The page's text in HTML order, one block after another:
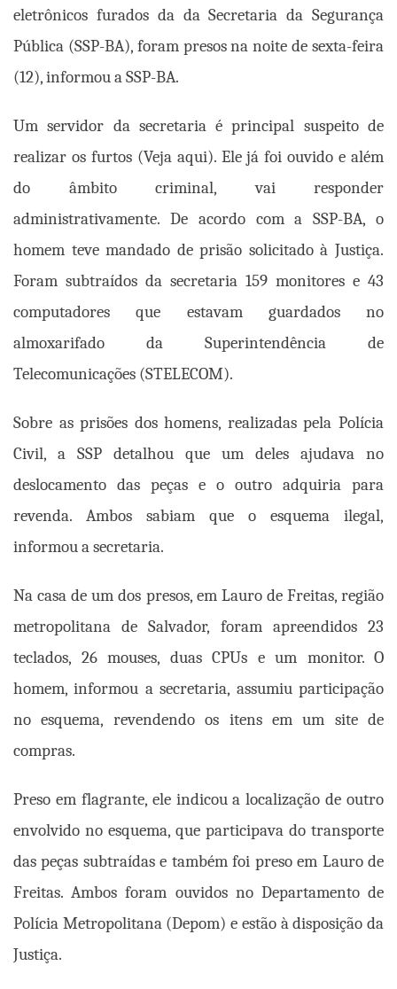
eletrônicos furados da da Secretaria da Segurança
Pública (SSP-BA), foram presos na noite de sexta-feira
(12), informou a SSP-BA.
Um servidor da secretaria é principal suspeito de
realizar os furtos (Veja aqui). Ele já foi ouvido e além
do âmbito criminal, vai responder
administrativamente. De acordo com a SSP-BA, o
homem teve mandado de prisão solicitado à Justiça.
Foram subtraídos da secretaria 159 monitores e 43
computadores que estavam guardados no
almoxarifado da Superintendência de
Telecomunicações (STELECOM).
Sobre as prisões dos homens, realizadas pela Polícia
Civil, a SSP detalhou que um deles ajudava no
deslocamento das peças e o outro adquiria para
revenda. Ambos sabiam que o esquema ilegal,
informou a secretaria.
Na casa de um dos presos, em Lauro de Freitas, região
metropolitana de Salvador, foram apreendidos 23
teclados, 26 mouses, duas CPUs e um monitor. O
homem, informou a secretaria, assumiu participação
no esquema, revendendo os itens em um site de
compras.
Preso em flagrante, ele indicou a localização de outro
envolvido no esquema, que participava do transporte
das peças subtraídas e também foi preso em Lauro de
Freitas. Ambos foram ouvidos no Departamento de
Polícia Metropolitana (Depom) e estão à disposição da
Justiça.